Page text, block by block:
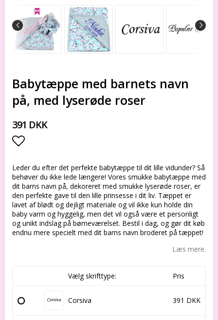
Babytæppe med barnets navn
på, med lyserøde roser
391 DKK
Add to list of favorites
Leder du efter det perfekte babytæppe til dit lille vidunder? Så
behøver du ikke lede længere! Vores smukke babytæppe med
dit barns navn på, dekoreret med smukke lyserøde roser, er
den perfekte gave til den lille prinsesse i dit liv. Tæppet er
lavet af blødt og dejligt materiale og vil ikke kun holde din
baby varm og hyggelig, men det vil også være et personligt
og unikt indslag på børneværelset. Bestil i dag, og gør dit køb
endnu mere specielt med dit barns navn broderet på tæppet!
Læs mere.
Vælg skrifttype: Pris
Corsiva 391 DKK